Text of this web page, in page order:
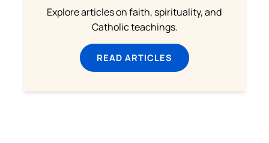
Explore articles on faith, spirituality, and
Catholic teachings.
READ ARTICLES